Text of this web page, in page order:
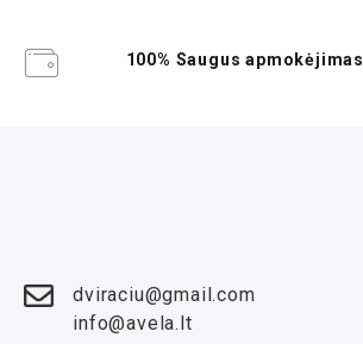
100% Saugus apmokėjimas
dviraciu@gmail.com
info@avela.lt